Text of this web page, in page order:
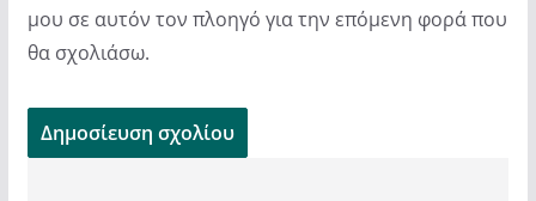
μου σε αυτόν τον πλοηγό για την επόμενη φορά που
θα σχολιάσω.